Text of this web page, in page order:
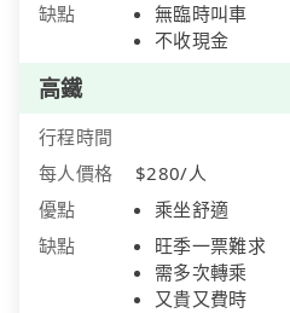
缺點
無臨時叫車
不收現金
高鐵
行程時間
每人價格
$280/人
優點
乘坐舒適
缺點
旺季一票難求
需多次轉乘
又貴又費時